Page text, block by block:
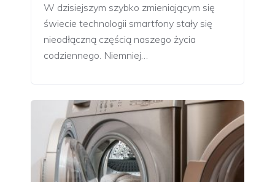
W dzisiejszym szybko zmieniającym się
świecie technologii smartfony stały się
nieodłączną częścią naszego życia
codziennego. Niemniej…